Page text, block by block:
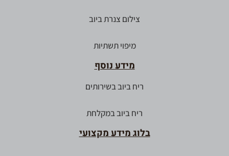
צילום צנרת ביוב
מיפוי תשתיות
מידע נוסף
ריח ביוב בשירותים
ריח ביוב במקלחת
בלוג מידע מקצועי